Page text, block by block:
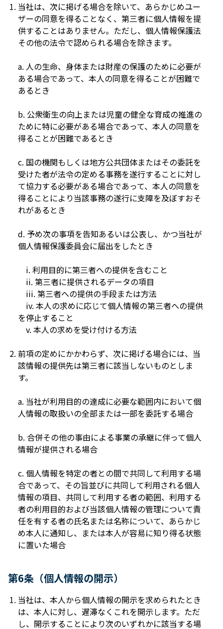
当社は、次に掲げる場合を除いて、あらかじめユー
ザーの同意を得ることなく、第三者に個⼈情報を提
供することはありません。ただし、個⼈情報保護法
その他の法令で認められる場合を除きます。
a. ⼈の⽣命、⾝体または財産の保護のために必要が
ある場合であって、本⼈の同意を得ることが困難で
あるとき
b. 公衆衛⽣の向上または児童の健全な育成の推進の
ために特に必要がある場合であって、本⼈の同意を
得ることが困難であるとき
c. 国の機関もしくは地⽅公共団体またはその委託を
受けた者が法令の定める事務を遂⾏することに対し
て協⼒する必要がある場合であって、本⼈の同意を
得ることにより当該事務の遂⾏に⽀障を及ぼすおそ
れがあるとき
d. 予め次の事項を告知あるいは公表し、かつ当社が
個⼈情報保護委員会に届出をしたとき
i. 利⽤⽬的に第三者への提供を含むこと
ii. 第三者に提供されるデータの項⽬
iii. 第三者への提供の⼿段または⽅法
iv. 本⼈の求めに応じて個⼈情報の第三者への提供
を停⽌すること
v. 本⼈の求めを受け付ける⽅法
前項の定めにかかわらず、次に掲げる場合には、当
該情報の提供先は第三者に該当しないものとしま
す。
a. 当社が利⽤⽬的の達成に必要な範囲内において個
⼈情報の取扱いの全部または⼀部を委託する場合
b. 合併その他の事由による事業の承継に伴って個⼈
情報が提供される場合
c. 個⼈情報を特定の者との間で共同して利⽤する場
合であって、その旨並びに共同して利⽤される個⼈
情報の項⽬、共同して利⽤する者の範囲、利⽤する
者の利⽤⽬的および当該個⼈情報の管理について責
任を有する者の⽒名または名称について、あらかじ
め本⼈に通知し、または本⼈が容易に知り得る状態
に置いた場合
第6条（個⼈情報の開⽰）
当社は、本⼈から個⼈情報の開⽰を求められたとき
は、本⼈に対し、遅滞なくこれを開⽰します。ただ
し、開⽰することにより次のいずれかに該当する場